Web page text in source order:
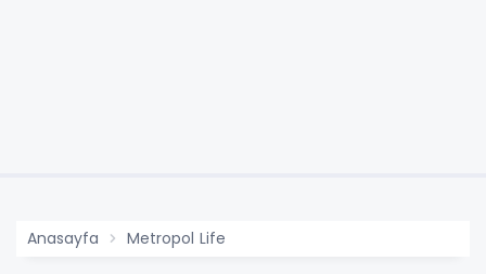
Anasayfa Metropol Life